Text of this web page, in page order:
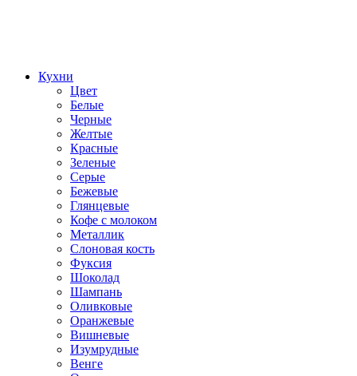
Кухни
Цвет
Белые
Черные
Желтые
Красные
Зеленые
Серые
Бежевые
Глянцевые
Кофе с молоком
Металлик
Слоновая кость
Фуксия
Шоколад
Шампань
Оливковые
Оранжевые
Вишневые
Изумрудные
Венге